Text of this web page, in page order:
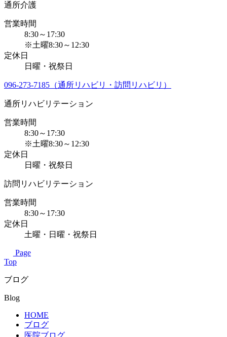
通所介護
営業時間
8:30～17:30
※土曜8:30～12:30
定休日
日曜・祝祭日
096-273-7185（通所リハビリ・訪問リハビリ）
通所リハビリテーション
営業時間
8:30～17:30
※土曜8:30～12:30
定休日
日曜・祝祭日
訪問リハビリテーション
営業時間
8:30～17:30
定休日
土曜・日曜・祝祭日
Page
Top
ブログ
Blog
HOME
ブログ
医院ブログ